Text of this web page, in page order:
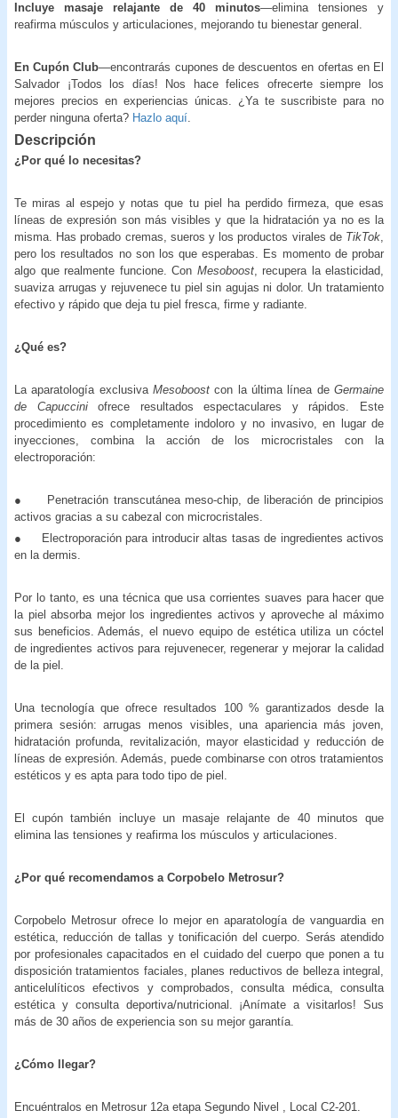
Incluye masaje relajante de 40 minutos—elimina tensiones y
reafirma músculos y articulaciones, mejorando tu bienestar general.
En Cupón Club—encontrarás cupones de descuentos en ofertas en El
Salvador ¡Todos los días! Nos hace felices ofrecerte siempre los
mejores precios en experiencias únicas. ¿Ya te suscribiste para no
perder ninguna oferta? Hazlo aquí
Descripción
¿Por qué lo necesitas?
Te miras al espejo y notas que tu piel ha perdido firmeza, que esas
líneas de expresión son más visibles y que la hidratación ya no es la
misma. Has probado cremas, sueros y los productos virales de TikTok
pero los resultados no son los que esperabas. Es momento de probar
algo que realmente funcione. Con Mesoboost, recupera la elasticidad,
suaviza arrugas y rejuvenece tu piel sin agujas ni dolor. Un tratamiento
efectivo y rápido que deja tu piel fresca, firme y radiante.
¿Qué es?
La aparatología exclusiva Mesoboostcon la última línea deGermaine
de Capucciniofrece resultados espectaculares y rápidos. Este
procedimiento es completamente indoloro y no invasivo, en lugar de
inyecciones,
combina la acción de los microcristales con la
electroporación:
● Penetración transcutánea meso-chip, de liberación de principios
activos gracias a su cabezal con microcristales.
● Electroporación para introducir altas tasas de ingredientes activos
en la dermis.
Por lo tanto, es una técnica que usa corrientes suaves para hacer que
la piel absorba mejor los ingredientes activos y aproveche al máximo
sus beneficios. Además, el nuevo equipo de estética utiliza un cóctel
de ingredientes activos para rejuvenecer, regenerar y mejorar la calidad
de la piel.
Una tecnología que ofrece resultados 100 % garantizados desde la
primera sesión: arrugas menos visibles, una apariencia más joven,
hidratación profunda, revitalización, mayor elasticidad y reducción de
líneas de expresión. Además, puede combinarse con otros tratamientos
estéticos y es apta para todo tipo de piel.
El cupón también incluye un masaje relajante de 40 minutos que
elimina las tensiones y reafirma los músculos y articulaciones.
¿Por qué recomendamos a Corpobelo Metrosur?
Corpobelo Metrosur ofrece lo mejor en aparatología de vanguardia en
estética, reducción de tallas y tonificación del cuerpo. Serás atendido
por profesionales capacitados en el cuidado del cuerpo que ponen a tu
disposición tratamientos faciales, planes reductivos de belleza integral,
anticelulíticos efectivos y comprobados, consulta médica, consulta
estética y consulta deportiva/nutricional. ¡Anímate a visitarlos! Sus
más de 30 años de experiencia son su mejor garantía.
¿Cómo llegar?
Encuéntralos en Metrosur 12a etapa Segundo Nivel , Local C2-201.